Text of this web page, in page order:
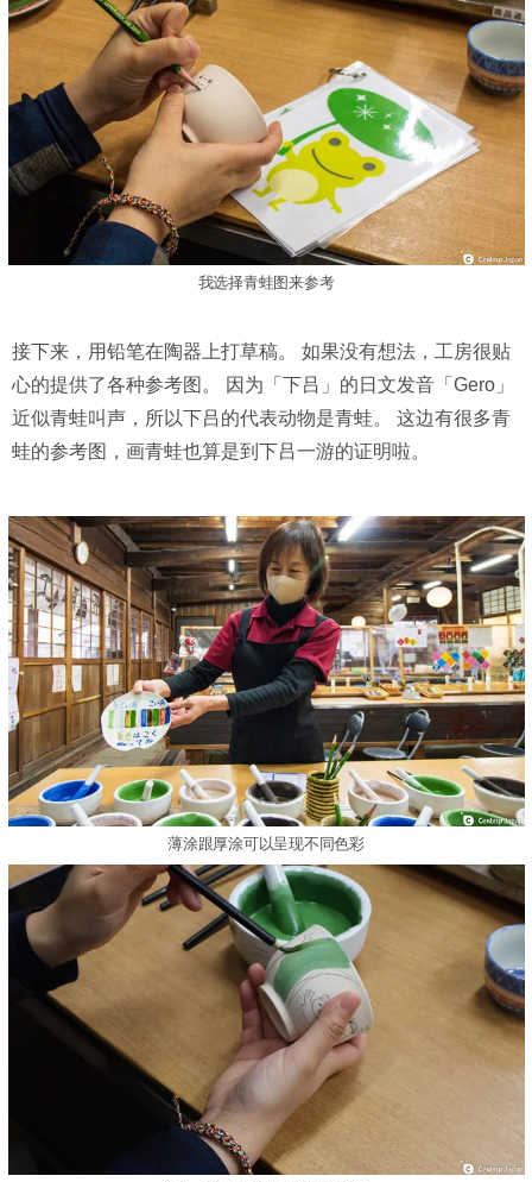
我选择青蛙图来参考
接下来，用铅笔在陶器上打草稿。 如果没有想法，工房很贴
心的提供了各种参考图。 因为「下吕」的日文发音「Gero」
近似青蛙叫声，所以下吕的代表动物是青蛙。 这边有很多青
蛙的参考图，画青蛙也算是到下吕一游的证明啦。
薄涂跟厚涂可以呈现不同色彩